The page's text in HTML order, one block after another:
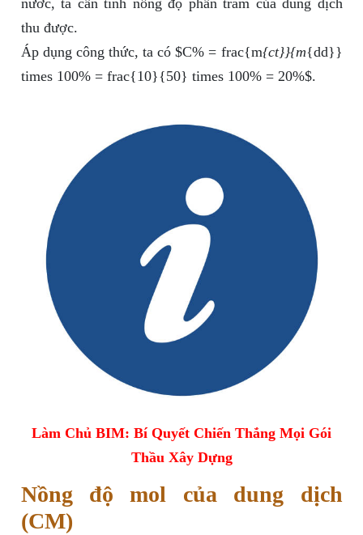
nước, ta cần tính nồng độ phần trăm của dung dịch
thu được.
Áp dụng công thức, ta có $C% = frac{m{ct}}{m{dd}}
times 100% = frac{10}{50} times 100% = 20%$.
Làm Chủ BIM: Bí Quyết Chiến Thắng Mọi Gói
Thầu Xây Dựng
Nồng độ mol của dung dịch
(CM)